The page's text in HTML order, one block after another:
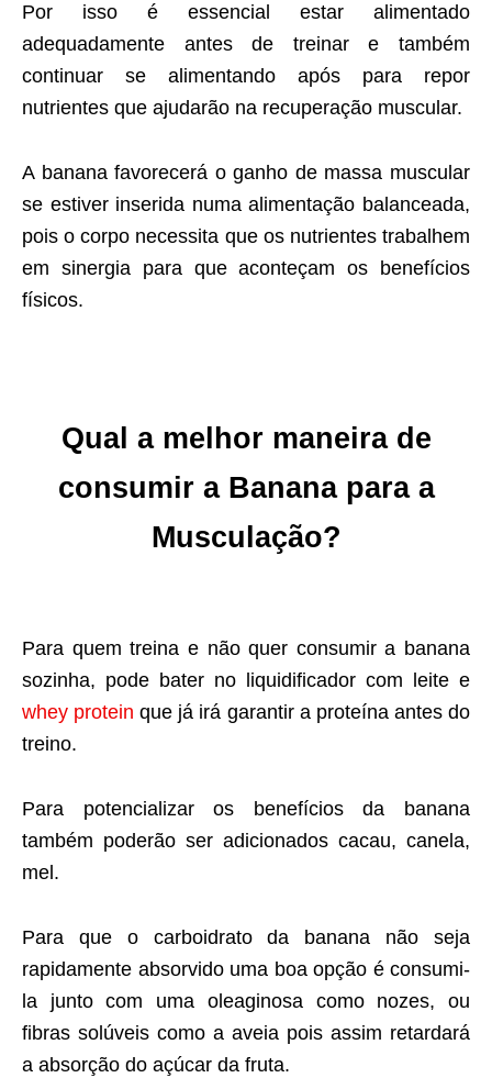
Por isso é essencial estar alimentado
adequadamente antes de treinar e também
continuar se alimentando após para repor
nutrientes que ajudarão na recuperação muscular.
A banana favorecerá o ganho de massa muscular
se estiver inserida numa alimentação balanceada,
pois o corpo necessita que os nutrientes trabalhem
em sinergia para que aconteçam os benefícios
físicos.
Qual a melhor maneira de
consumir a Banana para a
Musculação?
Para quem treina e não quer consumir a banana
sozinha, pode bater no liquidificador com leite e
whey protein que já irá garantir a proteína antes do
treino.
Para potencializar os benefícios da banana
também poderão ser adicionados cacau, canela,
mel.
Para que o carboidrato da banana não seja
rapidamente absorvido uma boa opção é consumi-
la junto com uma oleaginosa como nozes, ou
fibras solúveis como a aveia pois assim retardará
a absorção do açúcar da fruta.